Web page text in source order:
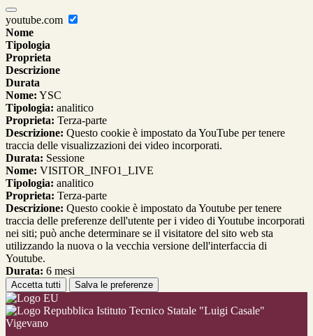
youtube.com
Nome
Tipologia
Proprieta
Descrizione
Durata
Nome: YSC
Tipologia: analitico
Proprieta: Terza-parte
Descrizione: Questo cookie è impostato da YouTube per tenere
traccia delle visualizzazioni dei video incorporati.
Durata: Sessione
Nome: VISITOR_INFO1_LIVE
Tipologia: analitico
Proprieta: Terza-parte
Descrizione: Questo cookie è impostato da Youtube per tenere
traccia delle preferenze dell'utente per i video di Youtube incorporati
nei siti; può anche determinare se il visitatore del sito web sta
utilizzando la nuova o la vecchia versione dell'interfaccia di
Youtube.
Durata: 6 mesi
Accetta tutti Salva le preferenze
Istituto Tecnico Statale "Luigi Casale"
Vigevano